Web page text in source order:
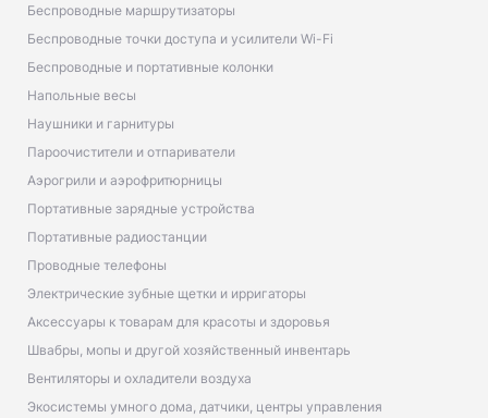
Беспроводные маршрутизаторы
Беспроводные точки доступа и усилители Wi-Fi
Беспроводные и портативные колонки
Напольные весы
Наушники и гарнитуры
Пароочистители и отпариватели
Аэрогрили и аэрофритюрницы
Портативные зарядные устройства
Портативные радиостанции
Проводные телефоны
Электрические зубные щетки и ирригаторы
Аксессуары к товарам для красоты и здоровья
Швабры, мопы и другой хозяйственный инвентарь
Вентиляторы и охладители воздуха
Экосистемы умного дома, датчики, центры управления